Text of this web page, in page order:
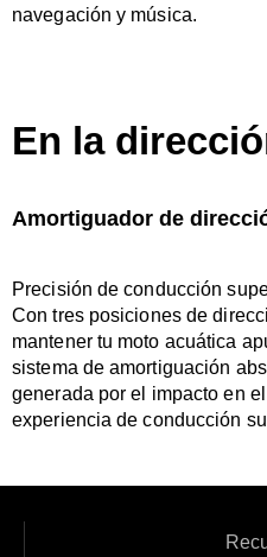
navegación y música.
En la
Amortiguador de
Precisión de conducción
Con tres posiciones de
mantener tu moto acuática
sistema de amortiguación
generada por el impacto en
experiencia de conducción